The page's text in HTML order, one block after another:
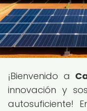
¡Bienvenido a
innovación y
autosuficiente!